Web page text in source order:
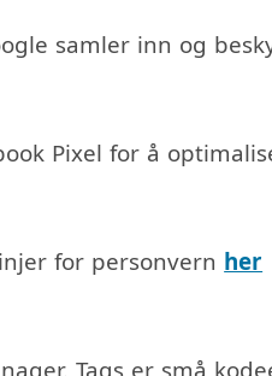
samler inn og
Pixel for å
for personvern her